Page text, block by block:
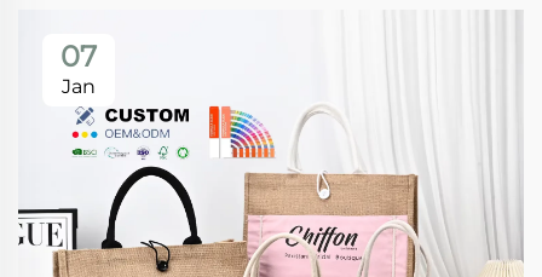
07
Jan